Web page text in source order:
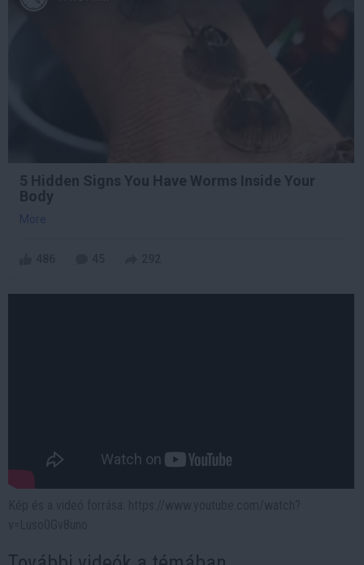
5 Hidden Signs You Have Worms Inside Your
Body
More